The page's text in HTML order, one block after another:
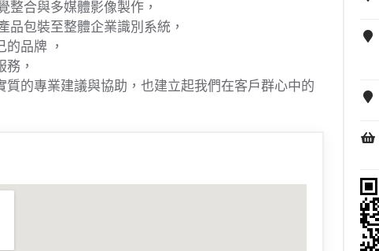
整合與多媒體影像製作，
品包裝至整體企業識別系統，
品牌 ，
，
的專業建議與協助，也建立起我們在客戶群心中的